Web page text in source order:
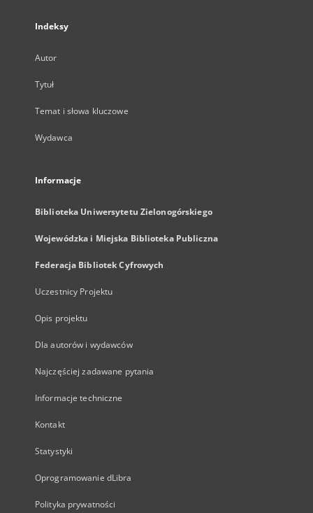
Indeksy
Autor
Tytuł
Temat i słowa kluczowe
Wydawca
Informacje
Biblioteka Uniwersytetu Zielonogórskiego
Wojewódzka i Miejska Biblioteka Publiczna
Federacja Bibliotek Cyfrowych
Uczestnicy Projektu
Opis projektu
Dla autorów i wydawców
Najczęściej zadawane pytania
Informacje techniczne
Kontakt
Statystyki
Oprogramowanie dLibra
Polityka prywatności